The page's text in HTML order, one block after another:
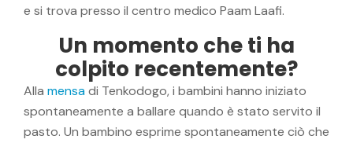
e si trova presso il centro medico Paam Laafi.
Un momento che ti ha
colpito recentemente?
Alla mensadi Tenkodogo, i bambini hanno iniziato
spontaneamente a ballare quando è stato servito il
pasto. Un bambino esprime spontaneamente ciò che